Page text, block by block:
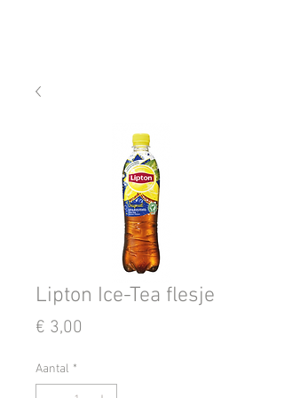
Lipton Ice-Tea flesje
€ 3,00
Aantal *